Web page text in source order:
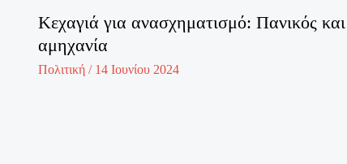
Κεχαγιά για ανασχηματισμό: Πανικός και
αμηχανία
Πολιτική / 14 Ιουνίου 2024